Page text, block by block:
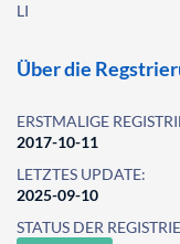
LI
Über die
ERSTMALIGE
2017-10-11
LETZTES UPDATE:
2025-09-10
STATUS DER